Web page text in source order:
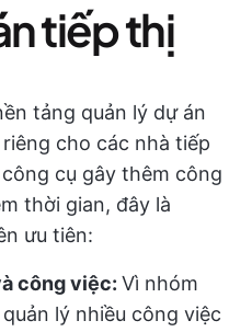
tiếp thị
tảng quản lý dự án
cho các nhà tiếp
cụ gây thêm công
thời gian, đây là
ưu tiên:
công việc: Vì nhóm
lý nhiều công việc